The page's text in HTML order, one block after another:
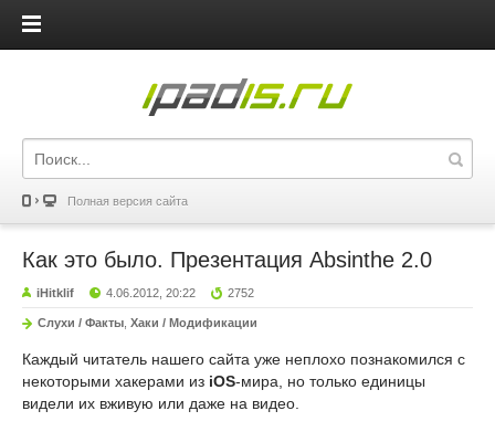
iPadis.ru
Полная версия сайта
Как это было. Презентация Absinthe 2.0
iHitklif 4.06.2012, 20:22 2752
Слухи / Факты Хаки / Модификации
Каждый читатель нашего сайта уже неплохо познакомился с
некоторыми хакерами из iOS-мира, но только единицы
видели их вживую или даже на видео.